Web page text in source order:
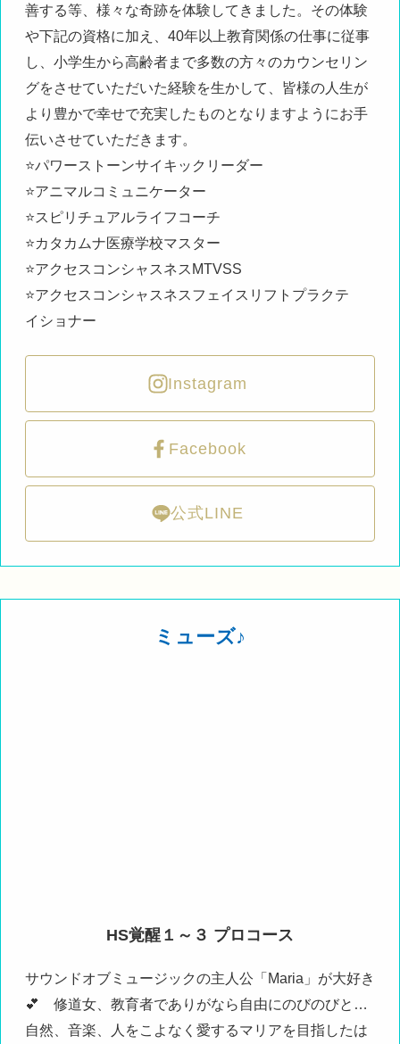
善する等、様々な奇跡を体験してきました。その体験
や下記の資格に加え、40年以上教育関係の仕事に従事
し、小学生から高齢者まで多数の方々のカウンセリン
グをさせていただいた経験を生かして、皆様の人生が
より豊かで幸せで充実したものとなりますようにお手
伝いさせていただきます。
⭐️パワーストーンサイキックリーダー
⭐️アニマルコミュニケーター
⭐️スピリチュアルライフコーチ
⭐️カタカムナ医療学校マスター
⭐️アクセスコンシャスネスMTVSS
⭐️アクセスコンシャスネスフェイスリフトプラクテ
イショナー
Instagram
Facebook
公式LINE
ミューズ♪
HS覚醒１～３ プロコース
サウンドオブミュージックの主人公「Maria」が大好き
💕 修道女、教育者でありがなら自由にのびのびと…
自然、音楽、人をこよなく愛するマリアを目指したは